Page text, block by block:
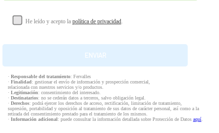
He leído y acepto la política de privacidad.
· Responsable del tratamiento: Fervalles
· Finalidad: gestionar el envío de información y prospección comercial,
relacionada con nuestros servicios y/o productos.
· Legitimación: consentimiento del interesado.
· Destinatarios: no se cederán datos a terceros, salvo obligación legal.
· Derechos: podrá ejercer los derechos de acceso, rectificación, limitación de tratamiento,
supresión, portabilidad y oposición al tratamiento de sus datos de carácter personal, así como a la
retirada del consentimiento prestado para el tratamiento de los mismos.
· Información adicional: puede consultar la información detallada sobre Protección de Datos aquí.